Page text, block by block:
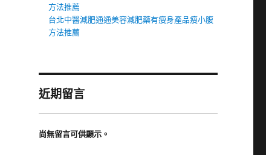
方法推薦
台北中醫減肥通通美容減肥藥有瘦身產品瘦小腹
方法推薦
近期留言
尚無留言可供顯示。